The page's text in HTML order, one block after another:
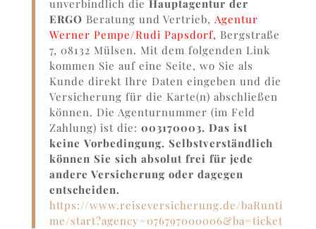
unverbindlich die Hauptagentur der
ERGO Beratung und Vertrieb, Agentur
Werner Pempe/Rudi Papsdorf, Bergstraße
7, 08132 Mülsen. Mit dem folgenden Link
kommen Sie auf eine Seite, wo Sie als
Kunde direkt Ihre Daten eingeben und die
Versicherung für die Karte(n) abschließen
können. Die Agenturnummer (im Feld
Zahlung) ist die: 003170003. Das ist
keine Vorbedingung. Selbstverständlich
können Sie sich absolut frei für jede
andere Versicherung oder dagegen
entscheiden.
https://www.reiseversicherung.de/baRunti
me/start?agency=076797000006&ba=ticket